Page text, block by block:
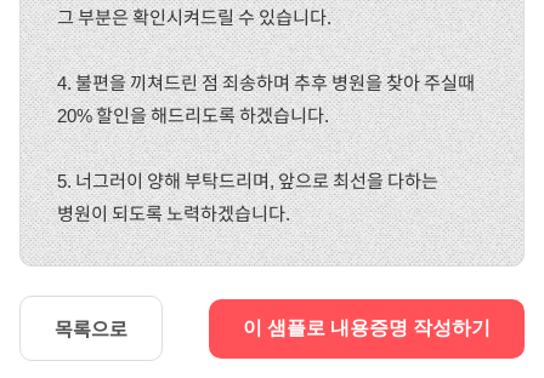
그 부분은 확인시켜드릴 수 있습니다.
4. 불편을 끼쳐드린 점 죄송하며 추후 병원을 찾아 주실때
20% 할인을 해드리도록 하겠습니다.
5. 너그러이 양해 부탁드리며, 앞으로 최선을 다하는
병원이 되도록 노력하겠습니다.
목록으로 이 샘플로 내용증명 작성하기